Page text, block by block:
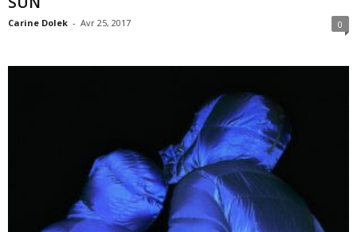
Carine Dolek - Avr 25, 2017 0